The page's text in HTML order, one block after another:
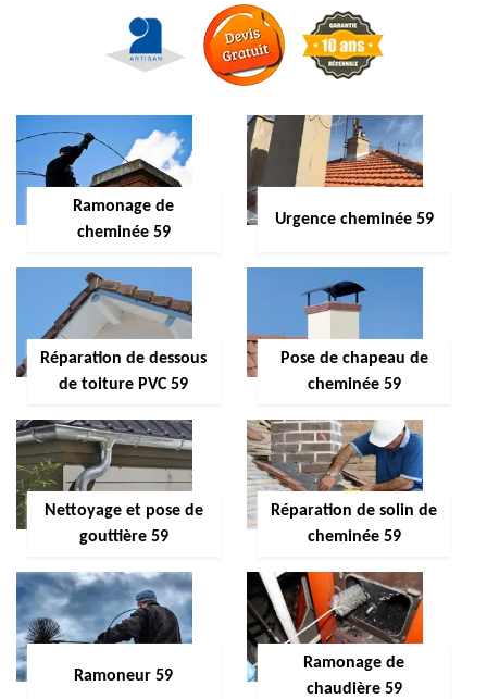
Ramonage de
cheminée 59
Urgence cheminée 59
Réparation de dessous
de toiture PVC 59
Pose de chapeau de
cheminée 59
Nettoyage et pose de
gouttière 59
Réparation de solin de
cheminée 59
Ramoneur 59
Ramonage de
chaudière 59